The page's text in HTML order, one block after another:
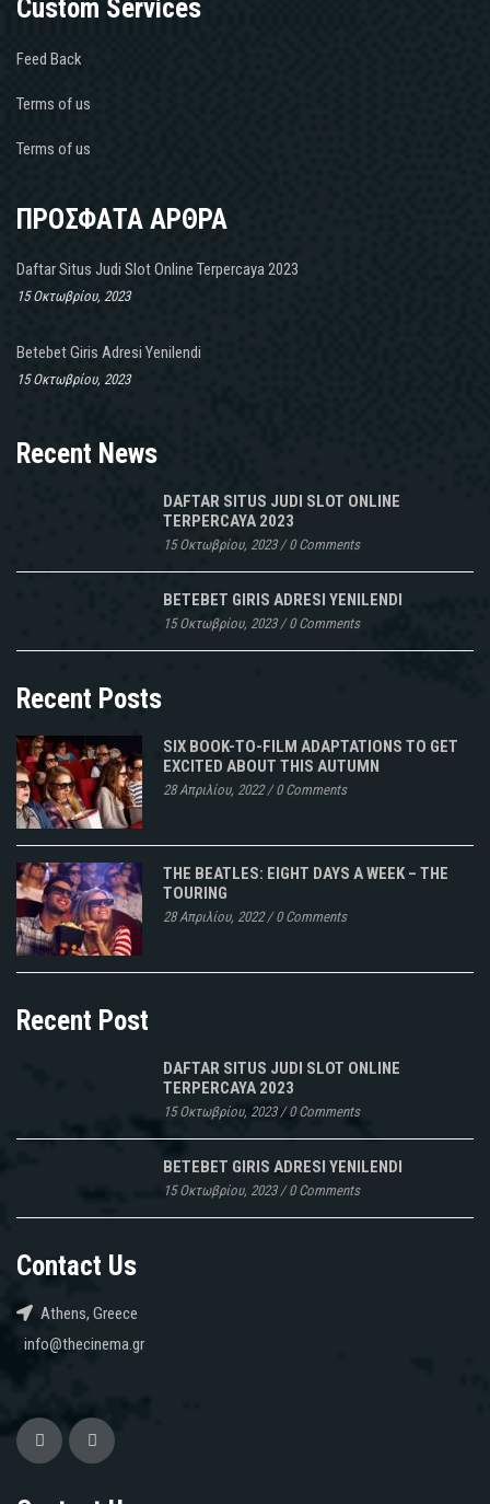
Custom Services
Feed Back
Terms of us
Terms of us
ΠΡΟΣΦΑΤΑ ΑΡΘΡΑ
Daftar Situs Judi Slot Online Terpercaya 2023
15 Οκτωβρίου, 2023
Betebet Giris Adresi Yenilendi
15 Οκτωβρίου, 2023
Recent News
DAFTAR SITUS JUDI SLOT ONLINE
TERPERCAYA 2023
15 Οκτωβρίου, 2023/0 Comments
BETEBET GIRIS ADRESI YENILENDI
15 Οκτωβρίου, 2023/0 Comments
Recent Posts
SIX BOOK-TO-FILM ADAPTATIONS TO GET
EXCITED ABOUT THIS AUTUMN
28 Απριλίου, 2022/0 Comments
THE BEATLES: EIGHT DAYS A WEEK – THE
TOURING
28 Απριλίου, 2022/0 Comments
Recent Post
DAFTAR SITUS JUDI SLOT ONLINE
TERPERCAYA 2023
15 Οκτωβρίου, 2023/0 Comments
BETEBET GIRIS ADRESI YENILENDI
15 Οκτωβρίου, 2023/0 Comments
Contact Us
Athens, Greece
info@thecinema.gr